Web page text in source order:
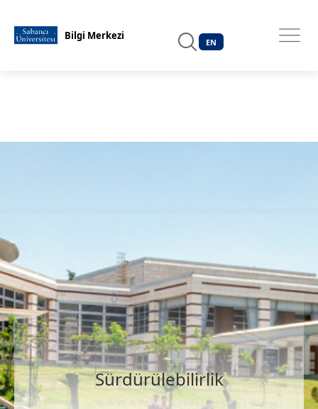
Bilgi Merkezi
EN
Sürdürülebilirlik